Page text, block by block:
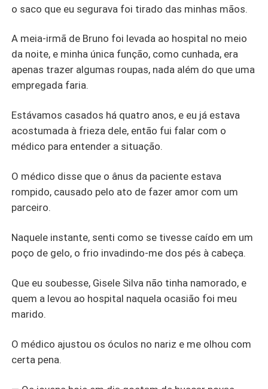
o saco que eu segurava foi tirado das minhas mãos.
A meia-irmã de Bruno foi levada ao hospital no meio
da noite, e minha única função, como cunhada, era
apenas trazer algumas roupas, nada além do que uma
empregada faria.
Estávamos casados há quatro anos, e eu já estava
acostumada à frieza dele, então fui falar com o
médico para entender a situação.
O médico disse que o ânus da paciente estava
rompido, causado pelo ato de fazer amor com um
parceiro.
Naquele instante, senti como se tivesse caído em um
poço de gelo, o frio invadindo-me dos pés à cabeça.
Que eu soubesse, Gisele Silva não tinha namorado, e
quem a levou ao hospital naquela ocasião foi meu
marido.
O médico ajustou os óculos no nariz e me olhou com
certa pena.